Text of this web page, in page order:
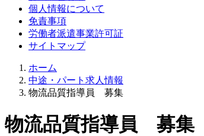
個人情報について
免責事項
労働者派遣事業許可証
サイトマップ
ホーム
中途・パート求人情報
物流品質指導員 募集
物流品質指導員 募集